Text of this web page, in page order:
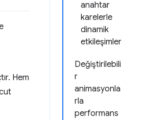
anahtar
karelerle
dinamik
etkileşimler
Değiştirilebili
r
animasyonla
rla
performans
Hem